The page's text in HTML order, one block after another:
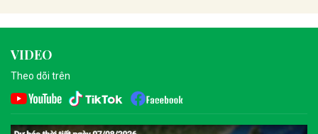
VIDEO
Theo dõi trên